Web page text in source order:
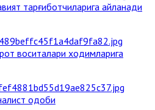
тарғиботчиларига айланади
воситалари ходимларига
одоби